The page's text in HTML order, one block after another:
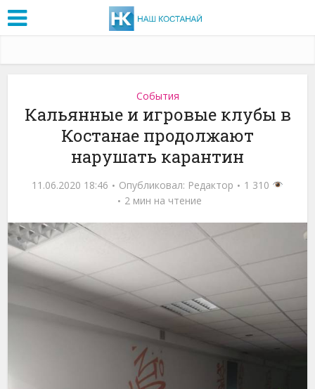
События
Кальянные и игровые клубы в
Костанае продолжают
нарушать карантин
11.06.2020 18:46 Опубликовал: Редактор
1 310
2 мин на чтение